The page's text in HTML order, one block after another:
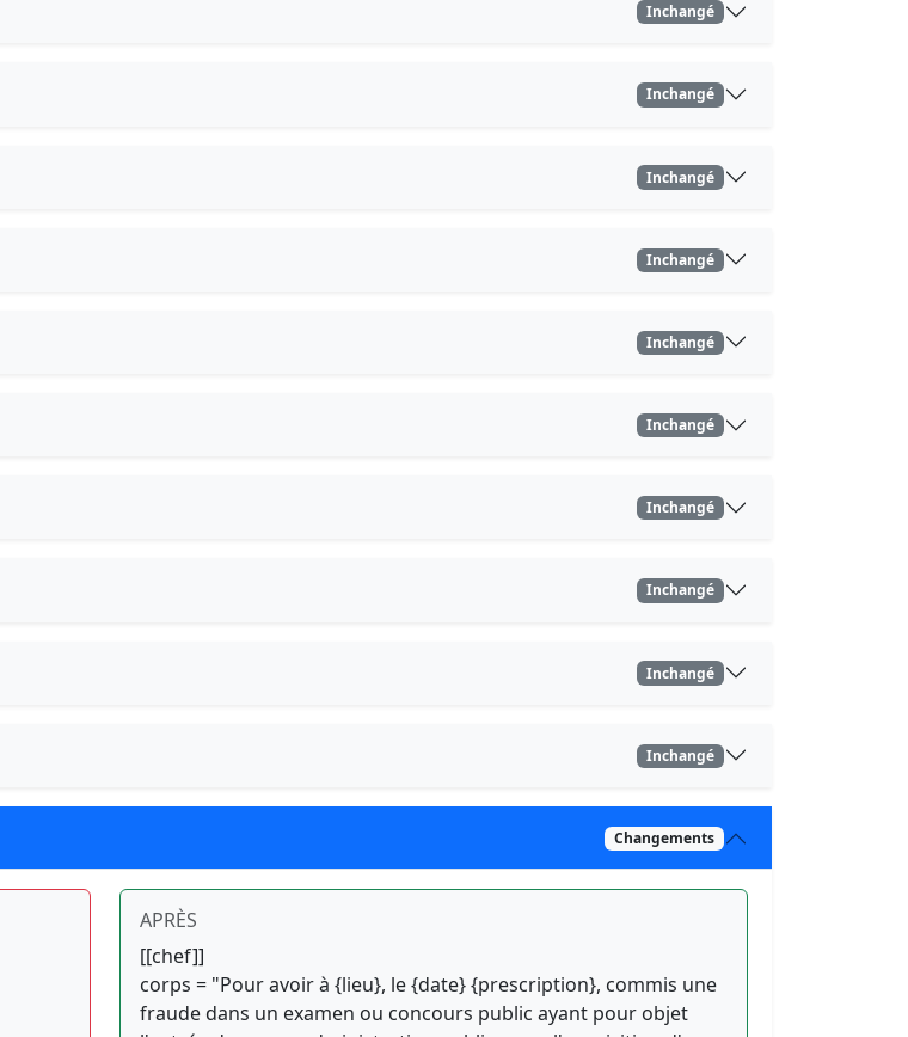
Inchangé
Inchangé
Inchangé
Inchangé
Inchangé
Inchangé
Inchangé
Inchangé
Inchangé
Inchangé
Changements
APRÈS
[[chef]]
corps = "Pour avoir à {lieu}, le {date} {prescription}, commis une
fraude dans un examen ou concours public ayant pour objet